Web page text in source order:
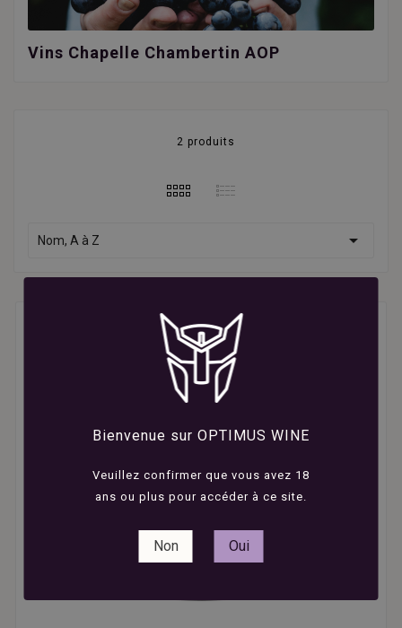
Bienvenue sur OPTIMUS WINE
Veuillez confirmer que vous avez 18
ans ou plus pour accéder à ce site.
Non Oui
Vins Chapelle Chambertin AOP
2 produits
Nom, A à Z 